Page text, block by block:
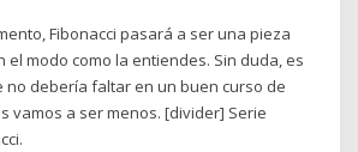
Fibonacci pasará a ser una pieza
el modo como la entiendes. Sin duda, es
no debería faltar en un buen curso de
vamos a ser menos. [divider] Serie